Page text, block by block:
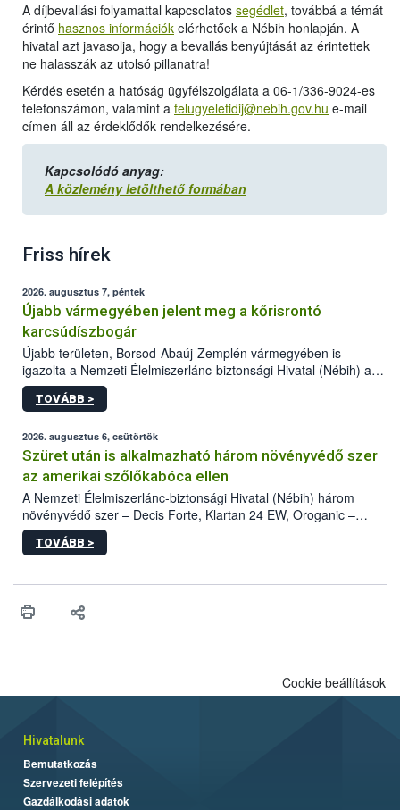
A díjbevallási folyamattal kapcsolatos segédlet, továbbá a témát
érintő hasznos információk elérhetőek a Nébih honlapján. A
hivatal azt javasolja, hogy a bevallás benyújtását az érintettek
ne halasszák az utolsó pillanatra!
Kérdés esetén a hatóság ügyfélszolgálata a 06-1/336-9024-es
telefonszámon, valamint a felugyeletidij@nebih.gov.hu e-mail
címen áll az érdeklődők rendelkezésére.
Kapcsolódó anyag:
A közlemény letölthető formában
Friss hírek
2026. augusztus 7, péntek
Újabb vármegyében jelent meg a kőrisrontó
karcsúdíszbogár
Újabb területen, Borsod-Abaúj-Zemplén vármegyében is
igazolta a Nemzeti Élelmiszerlánc-biztonsági Hivatal (Nébih) a
kőrisrontó karcsúdíszbogár (Agrilus planipennis) jelenlétét. A
kártevőt nem csak színcsapdában találták meg, de már fertőzött
az intenzív felderítést, emellett az intézkedéseket a szlovák
hatósággal is összehangolják a terjedés megállítása érdekében.
TOVÁBB >
2026. augusztus 6, csütörtök
Szüret után is alkalmazható három növényvédő szer
az amerikai szőlőkabóca ellen
A Nemzeti Élelmiszerlánc-biztonsági Hivatal (Nébih) három
növényvédő szer – Decis Forte, Klartan 24 EW, Oroganic –
engedélyokiratát módosította, így azok a szüretet követően,
egészen a vesszőérettség (BBCH 91) stádiumáig
érésű szőlőkben is legyen lehetőség a károsító elleni további
felhasználók számára is elérhető és ökológiai termesztésben is
TOVÁBB >
Cookie beállítások
Hivatalunk
Bemutatkozás
Szervezeti felépítés
Gazdálkodási adatok